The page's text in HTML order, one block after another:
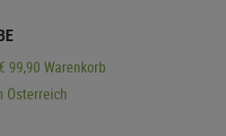
99,90 Warenkorb
Österreich